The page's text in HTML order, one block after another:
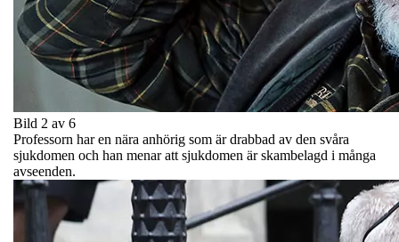
Bild 2 av 6
Professorn har en nära anhörig som är drabbad av den svåra
sjukdomen och han menar att sjukdomen är skambelagd i många
avseenden.